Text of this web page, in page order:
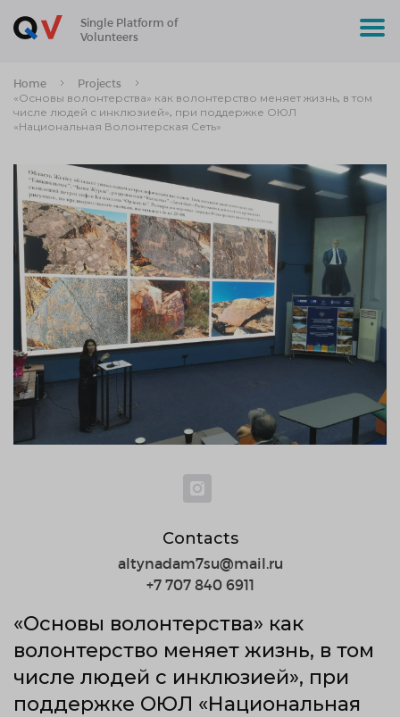
Single Platform of
Volunteers
Home
Projects
«Основы волонтерства» как волонтерство меняет жизнь, в том
числе людей с инклюзией», при поддержке ОЮЛ
«Национальная Волонтерская Сеть»
Contacts
altynadam7su@mail.ru
+7 707 840 6911
«Основы волонтерства» как
волонтерство меняет жизнь, в том
числе людей с инклюзией», при
поддержке ОЮЛ «Национальная